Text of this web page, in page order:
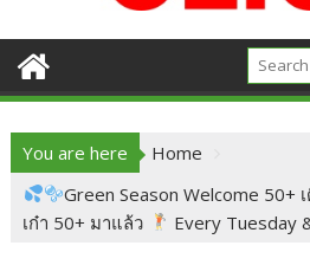
You are here
Home
Green Season Welcome 50+
เก๋า 50+ มาแล้ว
Every Tuesday